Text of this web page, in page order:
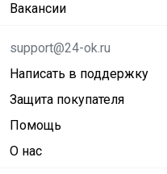
Вакансии
support@24-ok.ru
Написать в поддержку
Защита покупателя
Помощь
О нас